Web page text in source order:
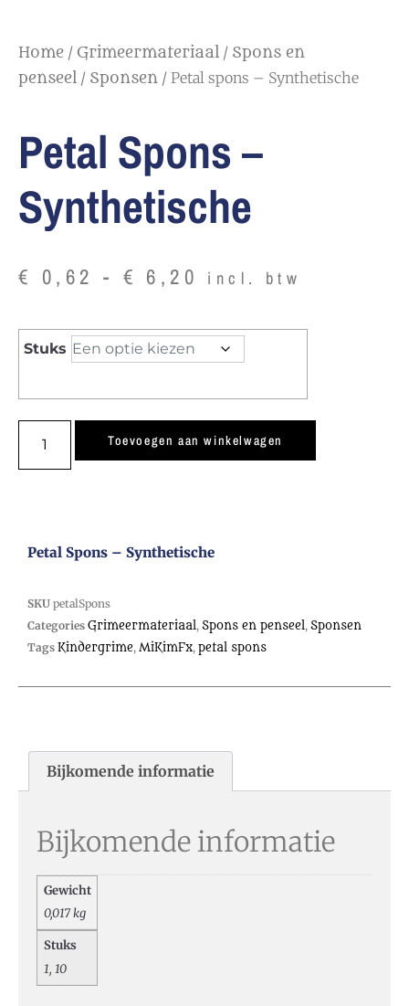
Home / Grimeermateriaal / Spons en
penseel / Sponsen / Petal spons – Synthetische
Petal Spons –
Synthetische
€ 0,62 - € 6,20 incl. btw
Stuks
Toevoegen aan winkelwagen
Petal Spons – Synthetische
SKU petalSpons
Categories Grimeermateriaal , Spons en penseel , Sponsen
Tags Kindergrime, MiKimFx, petal spons
Bijkomende informatie
Bijkomende informatie
Gewicht
0,017 kg
Stuks
1, 10